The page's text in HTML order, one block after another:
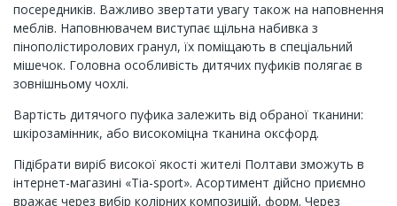
посередників. Важливо звертати увагу також на наповнення
меблів. Наповнювачем виступає щільна набивка з
пінополістиролових гранул, їх поміщають в спеціальний
мішечок. Головна особливість дитячих пуфиків полягає в
зовнішньому чохлі.
Вартість дитячого пуфика залежить від обраної тканини:
шкірозамінник, або високоміцна тканина оксфорд.
Підібрати виріб високої якості жителі Полтави зможуть в
інтернет-магазині «Tia-sport». Асортимент дійсно приємно
вражає через вибір колірних композицій, форм. Через